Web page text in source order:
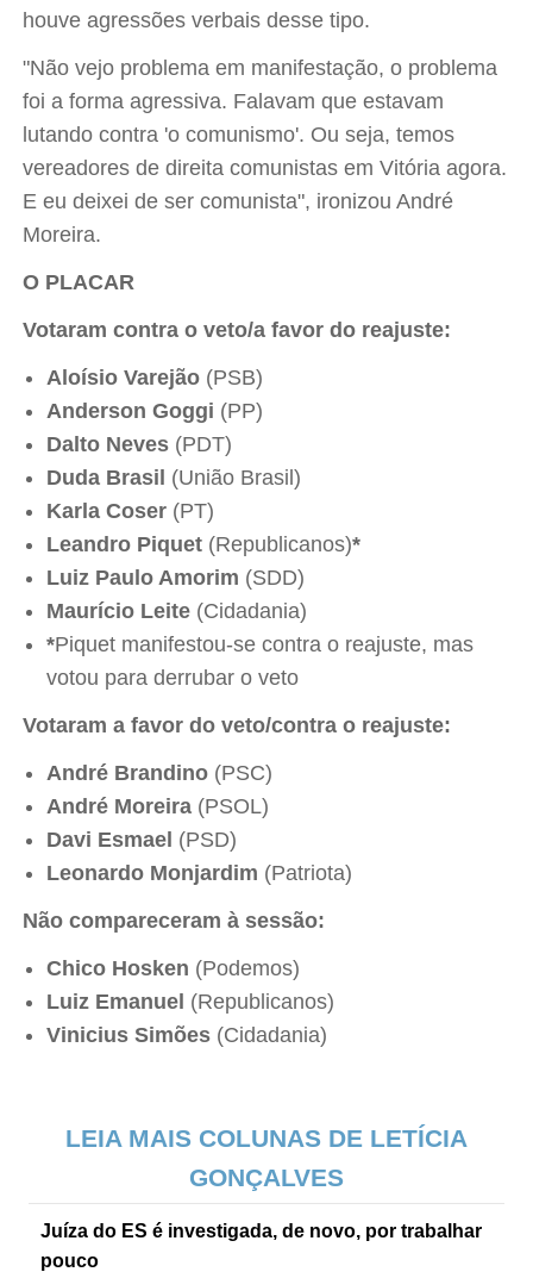
houve agressões verbais desse tipo.
"Não vejo problema em manifestação, o problema
foi a forma agressiva. Falavam que estavam
lutando contra 'o comunismo'. Ou seja, temos
vereadores de direita comunistas em Vitória agora.
E eu deixei de ser comunista", ironizou André
Moreira.
O PLACAR
Votaram contra o veto/a favor do reajuste:
Aloísio Varejão (PSB)
Anderson Goggi (PP)
Dalto Neves (PDT)
Duda Brasil (União Brasil)
Karla Coser (PT)
Leandro Piquet (Republicanos)*
Luiz Paulo Amorim (SDD)
Maurício Leite (Cidadania)
*Piquet manifestou-se contra o reajuste, mas
votou para derrubar o veto
Votaram a favor do veto/contra o reajuste:
André Brandino (PSC)
André Moreira (PSOL)
Davi Esmael (PSD)
Leonardo Monjardim (Patriota)
Não compareceram à sessão:
Chico Hosken (Podemos)
Luiz Emanuel (Republicanos)
Vinicius Simões (Cidadania)
LEIA MAIS COLUNAS DE LETÍCIA
GONÇALVES
Juíza do ES é investigada, de novo, por trabalhar
pouco